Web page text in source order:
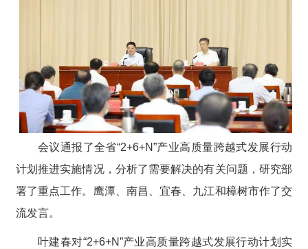
会议通报了全省“2+6+N”产业高质量跨越式发展行动
计划推进实施情况，分析了需要解决的有关问题，研究部
署了重点工作。鹰潭、南昌、宜春、九江和樟树市作了交
流发言。
叶建春对“2+6+N”产业高质量跨越式发展行动计划实